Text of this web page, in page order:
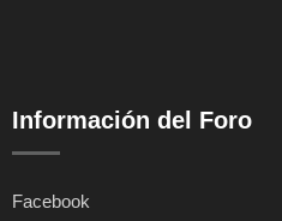
Información del Foro
Facebook